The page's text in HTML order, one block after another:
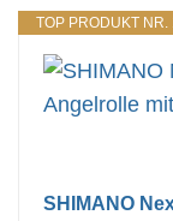
TOP PRODUKT NR.
SHIMANO